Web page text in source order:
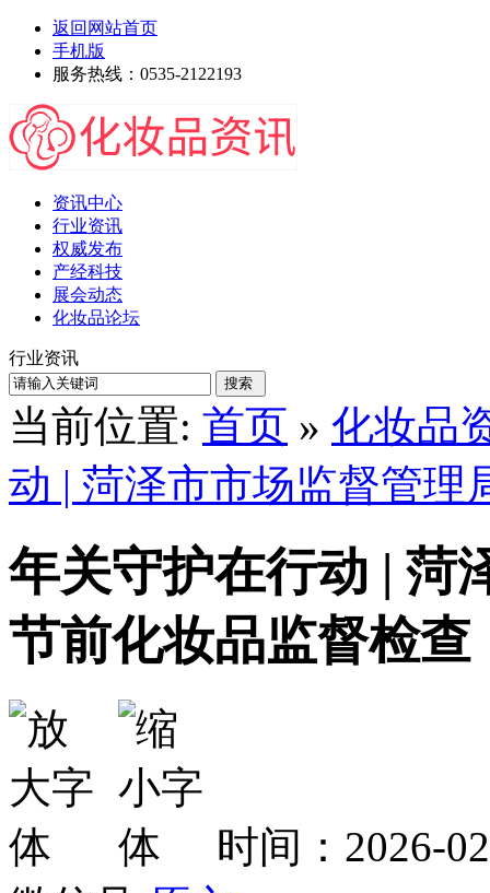
返回网站首页
手机版
服务热线：0535-2122193
资讯中心
行业资讯
权威发布
产经科技
展会动态
化妆品论坛
行业资讯
当前位置: 首页 » 化妆品
动 | 菏泽市市场监督管理
年关守护在行动 | 菏
节前化妆品监督检查
时间：2026-